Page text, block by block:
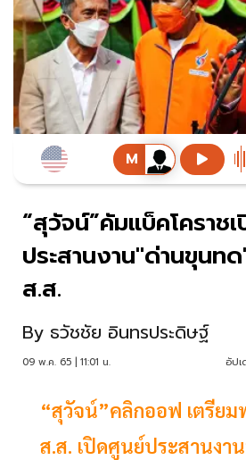
“สุวัจน์”คัมแบ็คโคราช
ประสานงาน"ด่านขุนท
ส.ส.
By ธวัชชัย อินทรประดิษฐ์
09 พ.ค. 65 | 11:01 น. อัป
“สุวัจน์”คลิกออฟ เตรียม
ส.ส. เปิดศูนย์ประสานงา